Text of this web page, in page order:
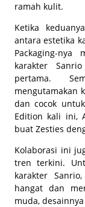
ramah kulit.
Ketika
antara estetika
Packaging-nya
karakter
pertama.
mengutamakan
dan cocok
Edition kali ini,
buat Zesties
Kolaborasi ini
tren terkini.
karakter
hangat dan
muda,